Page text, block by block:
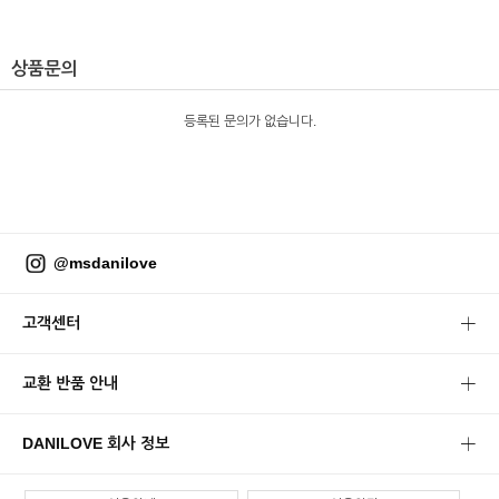
상품문의
등록된 문의가 없습니다.
@msdanilove
고객센터
교환 반품 안내
DANILOVE 회사 정보